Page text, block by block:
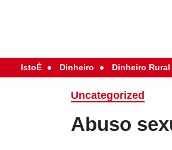
IstoÉ Dinheiro Dinheiro Rural
Uncategorized
Abuso